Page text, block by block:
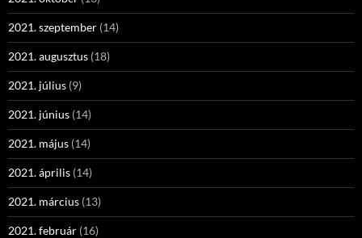
2021. szeptember (14)
2021. augusztus (18)
2021. július (9)
2021. június (14)
2021. május (14)
2021. április (14)
2021. március (13)
2021. február (16)